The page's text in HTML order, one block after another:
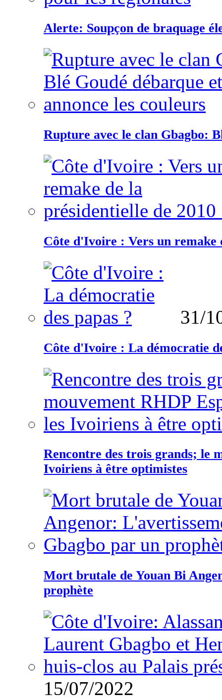
Alerte: Soupçon de braquage
Rupture avec le clan Gbagbo:
Côte d'Ivoire : Vers un remake
31/
Côte d'Ivoire : La démocratie
Rencontre des trois grands; le
Ivoiriens à être optimistes
Mort brutale de Youan Bi
prophète
15/07/2022